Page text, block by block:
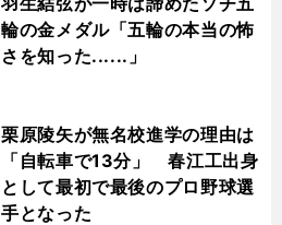
輪の金メダル「五輪の本当の怖
さを知った......」
栗原陵矢が無名校進学の理由は
「自転車で13分」 春江工出身
として最初で最後のプロ野球選
手となった